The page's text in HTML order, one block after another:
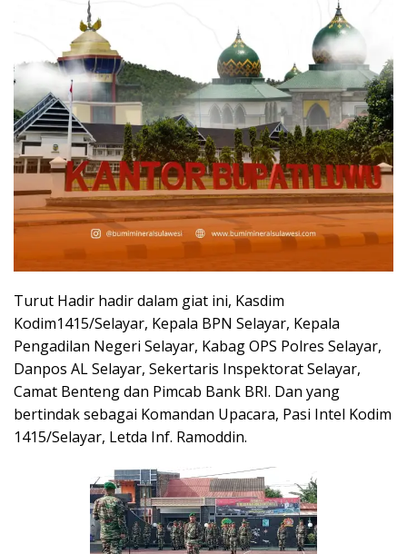
Turut Hadir hadir dalam giat ini, Kasdim
Kodim1415/Selayar, Kepala BPN Selayar, Kepala
Pengadilan Negeri Selayar, Kabag OPS Polres Selayar,
Danpos AL Selayar, Sekertaris Inspektorat Selayar,
Camat Benteng dan Pimcab Bank BRI. Dan yang
bertindak sebagai Komandan Upacara, Pasi Intel Kodim
1415/Selayar, Letda Inf. Ramoddin.